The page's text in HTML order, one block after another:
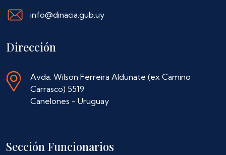
info@dinacia.gub.uy
Dirección
Avda. Wilson Ferreira Aldunate (ex Camino
Carrasco) 5519
Canelones - Uruguay
Sección Funcionarios